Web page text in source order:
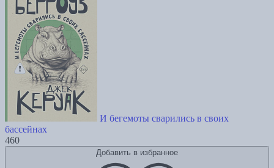
И бегемоты сварились в своих
бассейнах
460
Добавить в избранное